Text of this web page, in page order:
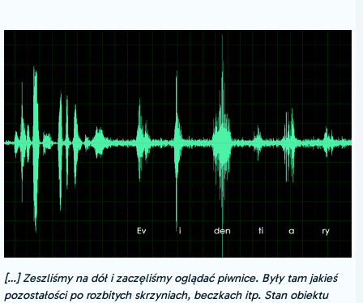
[…] Zeszliśmy na dół i zaczęliśmy oglądać piwnice. Były tam jakieś
pozostałości po rozbitych skrzyniach, beczkach itp. Stan obiektu